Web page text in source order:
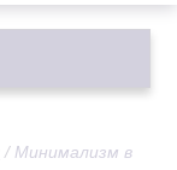
/ Минимализм в